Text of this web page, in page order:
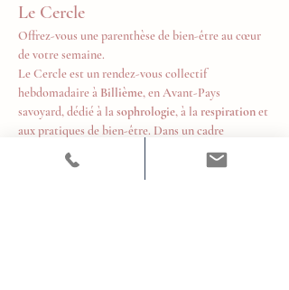
Le Cercle
Offrez-vous une parenthèse de bien-être au cœur
de votre semaine.
Le Cercle est un rendez-vous collectif
hebdomadaire à Billième, en Avant-Pays
savoyard, dédié à la sophrologie, à la respiration et
aux pratiques de bien-être. Dans un cadre
chaleureux et bienveillant, chacun est invité à
prendre un temps pour soi, relâcher les tensions,